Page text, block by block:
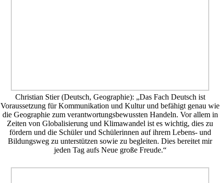
Christian Stier (Deutsch, Geographie): „Das Fach Deutsch ist
Voraussetzung für Kommunikation und Kultur und befähigt genau wie
die Geographie zum verantwortungsbewussten Handeln. Vor allem in
Zeiten von Globalisierung und Klimawandel ist es wichtig, dies zu
fördern und die Schüler und Schülerinnen auf ihrem Lebens- und
Bildungsweg zu unterstützen sowie zu begleiten. Dies bereitet mir
jeden Tag aufs Neue große Freude.“